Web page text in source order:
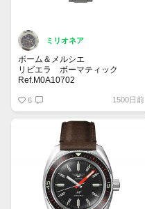
ミリオネア
ボーム＆メルシエ
リビエラ ボーマティック
Ref.M0A10702
時計。自社ムーブメントを搭載し
たモデルは、スモークサファイア
文字盤を採用し、メカニズムを楽
しむことができます。
6 1500日前